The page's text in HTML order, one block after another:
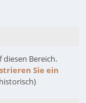
Bereich.
Sie ein